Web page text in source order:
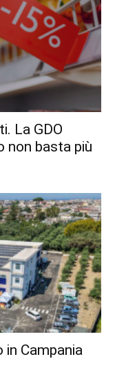
La GDO
non basta più
Campania